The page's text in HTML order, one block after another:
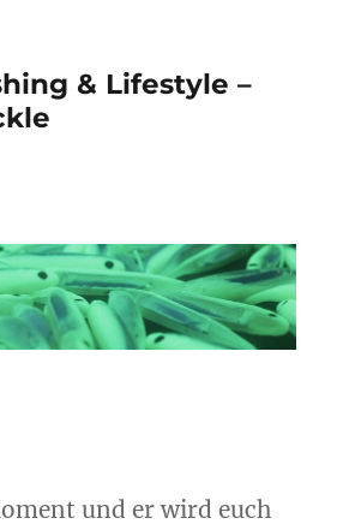
& Lifestyle –
und er wird euch